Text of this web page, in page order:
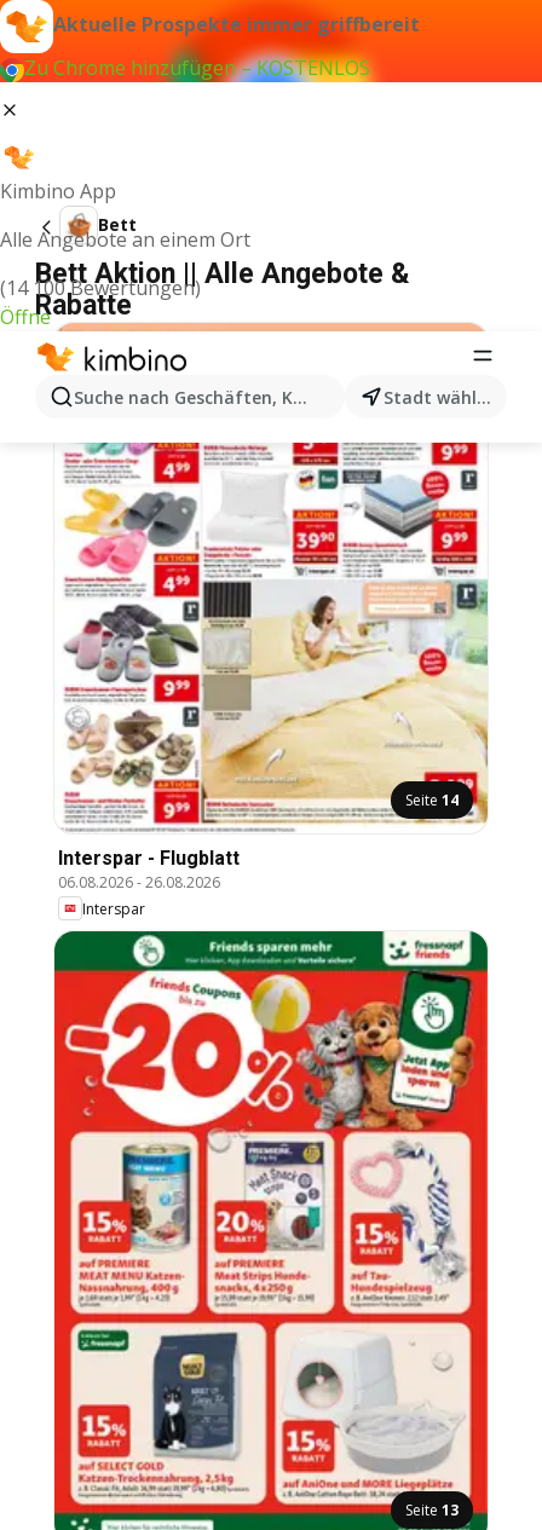
Aktuelle Prospekte immer griffbereit
Zu Chrome hinzufügen – KOSTENLOS
Kimbino App
Alle Angebote an einem Ort
(14 100 Bewertungen)
Öffne
Suche nach Geschäften, Kategorien, Produkten...
Stadt wählen
Bett
Bett Aktion || Alle Angebote &
Rabatte
Seite 14
Interspar - Flugblatt
06.08.2026-26.08.2026
Interspar
Seite 13